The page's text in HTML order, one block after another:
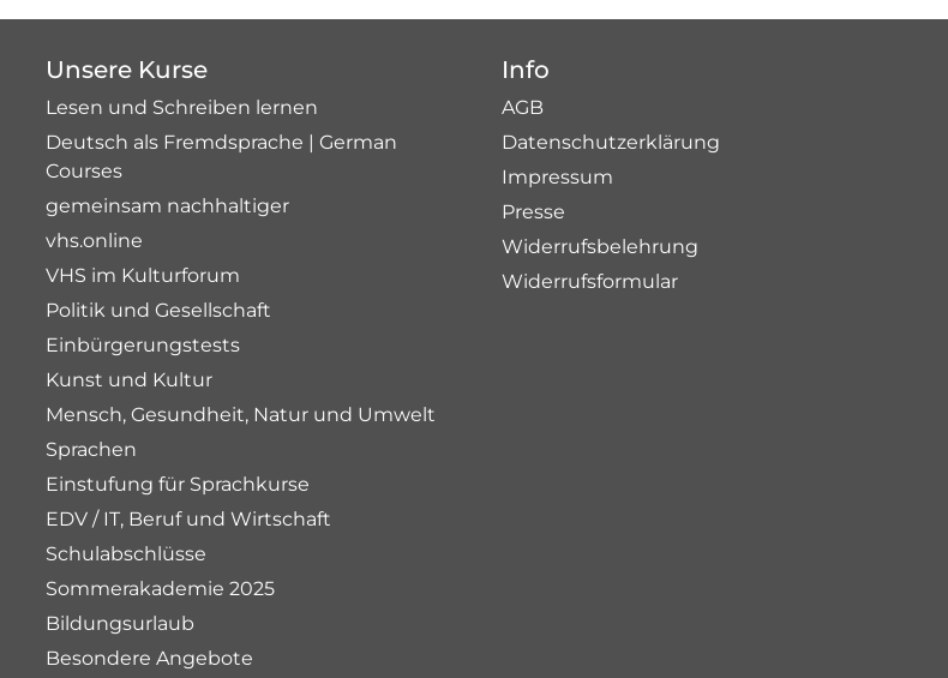
Unsere Kurse
Lesen und Schreiben lernen
Deutsch als Fremdsprache | German
Courses
gemeinsam nachhaltiger
vhs.online
VHS im Kulturforum
Politik und Gesellschaft
Einbürgerungstests
Kunst und Kultur
Mensch, Gesundheit, Natur und Umwelt
Sprachen
Einstufung für Sprachkurse
EDV / IT, Beruf und Wirtschaft
Schulabschlüsse
Sommerakademie 2025
Bildungsurlaub
Besondere Angebote
Info
AGB
Datenschutzerklärung
Impressum
Presse
Widerrufsbelehrung
Widerrufsformular